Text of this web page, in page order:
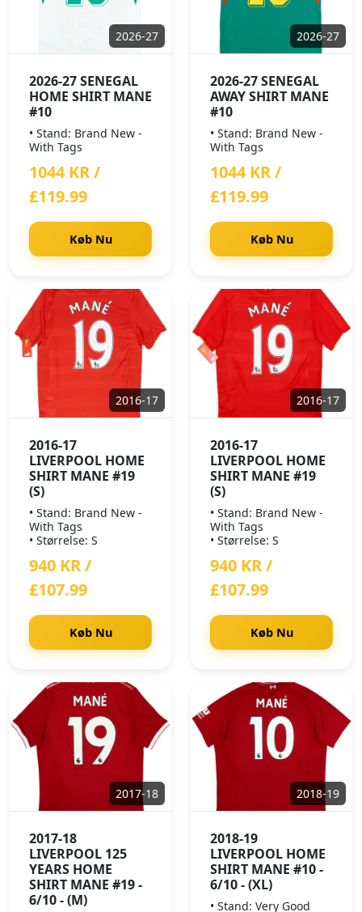
2026-27
2026-27 SENEGAL
HOME SHIRT MANE
#10
• Stand: Brand New -
With Tags
1044 KR /
£119.99
Køb Nu
2026-27
2026-27 SENEGAL
AWAY SHIRT MANE
#10
• Stand: Brand New -
With Tags
1044 KR /
£119.99
Køb Nu
2016-17
2016-17
LIVERPOOL HOME
SHIRT MANE #19
(S)
• Stand: Brand New -
With Tags
• Størrelse: S
940 KR /
£107.99
Køb Nu
2016-17
2016-17
LIVERPOOL HOME
SHIRT MANE #19
(S)
• Stand: Brand New -
With Tags
• Størrelse: S
940 KR /
£107.99
Køb Nu
2017-18
2017-18
LIVERPOOL 125
YEARS HOME
SHIRT MANE #19 -
6/10 - (M)
2018-19
2018-19
LIVERPOOL HOME
SHIRT MANE #10 -
6/10 - (XL)
• Stand: Very Good